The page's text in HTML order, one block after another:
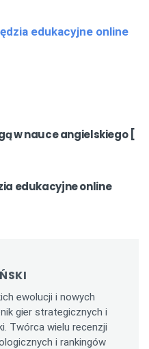
edukacyjne online
w nauce angielskiego [
edukacyjne online
ewolucji i nowych
gier strategicznych i
Twórca wielu recenzji
i rankingów